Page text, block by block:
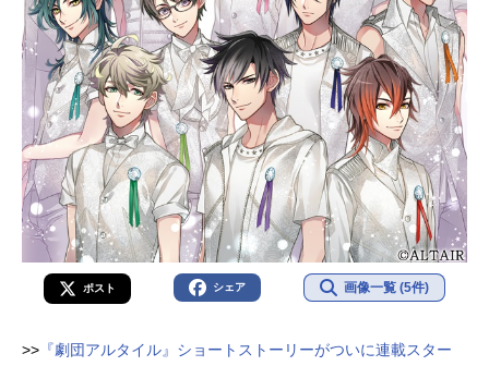
ポスト シェア 画像一覧 (5件)
>> 『劇団アルタイル』ショートストーリーがついに連載スター